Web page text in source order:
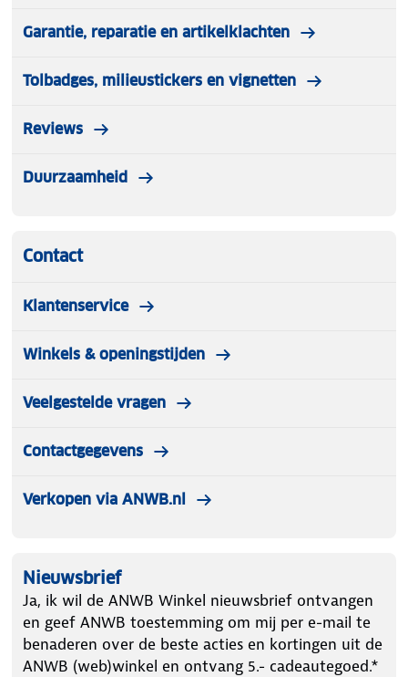
Garantie, reparatie en artikelklachten
Tolbadges, milieustickers en vignetten
Reviews
Duurzaamheid
Contact
Klantenservice
Winkels & openingstijden
Veelgestelde vragen
Contactgegevens
Verkopen via ANWB.nl
Nieuwsbrief
Ja, ik wil de ANWB Winkel nieuwsbrief ontvangen
en geef ANWB toestemming om mij per e-mail te
benaderen over de beste acties en kortingen uit de
ANWB (web)winkel en ontvang 5.- cadeautegoed.*